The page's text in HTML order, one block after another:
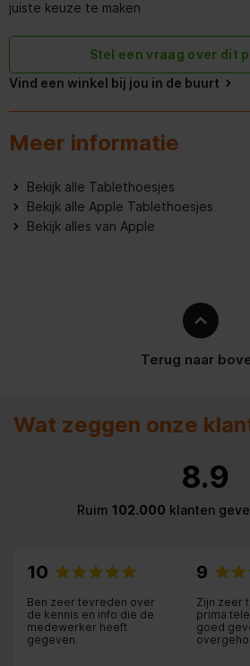
juiste keuze te maken
Stel een vraag over dit
Vind een winkel bij jou in de buurt
Meer informatie
Bekijk alle Tablethoesjes
Bekijk alle Apple Tablethoesjes
Bekijk alles van Apple
Terug naar
Wat zeggen onze
8.9
Ruim 102.000 klanten
10
Ben zeer tevreden over
de kennis en info die de
medewerker heeft
gegeven.
9
Zijn zeer
prima
goed